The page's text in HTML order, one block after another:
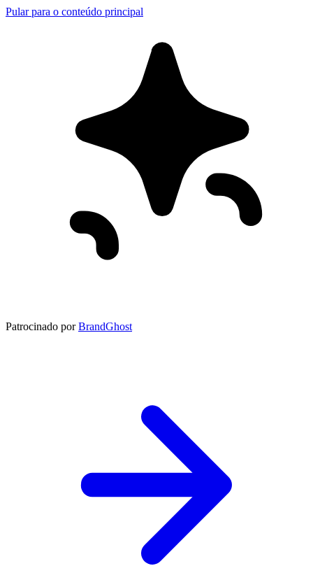
Pular para o conteúdo principal
Patrocinado por BrandGhost